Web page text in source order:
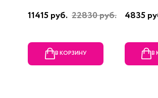
11415 руб. 22830 руб.
В КОРЗИНУ
4835
В